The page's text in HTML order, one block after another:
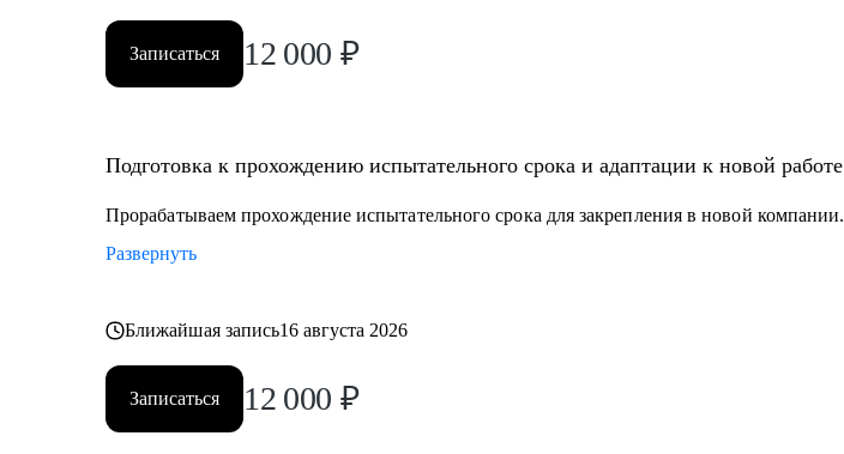
Записаться 12 000 ₽
Подготовка к прохождению испытательного срока и адаптации к новой работе
Прорабатываем прохождение испытательного срока для закрепления в новой компании.
Развернуть
Ближайшая запись16 августа 2026
Записаться 12 000 ₽